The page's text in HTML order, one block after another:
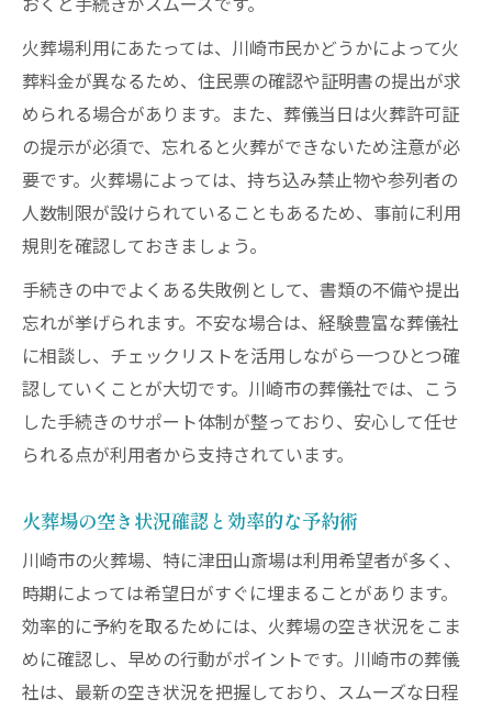
火葬場利用にあたっては、川崎市民かどうかによって火
葬料金が異なるため、住民票の確認や証明書の提出が求
められる場合があります。また、葬儀当日は火葬許可証
の提示が必須で、忘れると火葬ができないため注意が必
要です。火葬場によっては、持ち込み禁止物や参列者の
人数制限が設けられていることもあるため、事前に利用
規則を確認しておきましょう。
手続きの中でよくある失敗例として、書類の不備や提出
忘れが挙げられます。不安な場合は、経験豊富な葬儀社
に相談し、チェックリストを活用しながら一つひとつ確
認していくことが大切です。川崎市の葬儀社では、こう
した手続きのサポート体制が整っており、安心して任せ
られる点が利用者から支持されています。
火葬場の空き状況確認と効率的な予約術
川崎市の火葬場、特に津田山斎場は利用希望者が多く、
時期によっては希望日がすぐに埋まることがあります。
効率的に予約を取るためには、火葬場の空き状況をこま
めに確認し、早めの行動がポイントです。川崎市の葬儀
社は、最新の空き状況を把握しており、スムーズな日程